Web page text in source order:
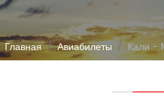
Главная Авиабилеты Кали -